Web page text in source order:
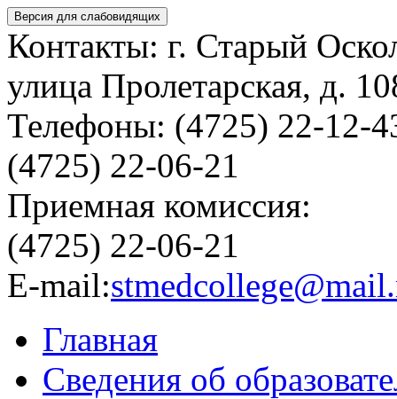
Версия для слабовидящих
Контакты: г. Старый
улица Пролетарская, д.
Телефоны: (4725) 22-12-
(4725) 22-06-21
Приемная комиссия:
(4725) 22-06-21
E-mail:
Главная
Сведения об